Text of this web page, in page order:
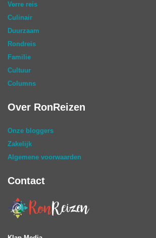
Verre reis
Culinair
Duurzaam
Rondreis
Familie
Cultuur
Columns
Over RonReizen
Onze bloggers
Zakelijk
Algemene voorwaarden
Contact